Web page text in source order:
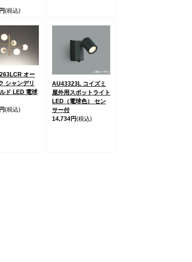
(税込)
オー
シャンデリ
ド LED 電球
(税込)
AU43323L コイズミ
屋外用スポットライト
LED（電球色） セン
サー付
14,734円(税込)